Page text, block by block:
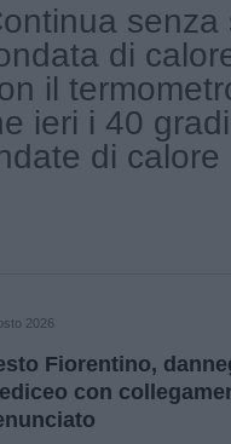
senza
di
il
ieri i 40
di
2026
Fiorentino,
con